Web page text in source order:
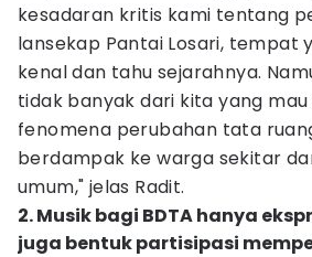
kesadaran kritis kami tentang
lansekap Pantai Losari, tempat
kenal dan tahu sejarahnya.
tidak banyak dari kita yang
fenomena perubahan tata
berdampak ke warga sekitar
umum," jelas Radit.
2. Musik bagi BDTA hanya
juga bentuk partisipasi